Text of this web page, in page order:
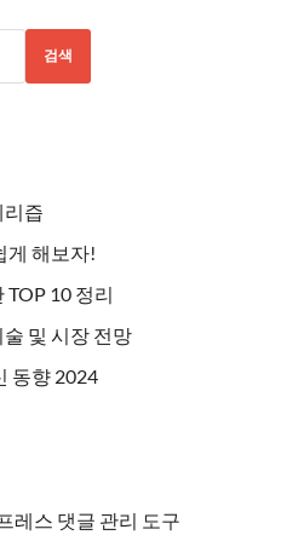
검색
리즙
게 해보자!
10 정리
및 시장 전망
동향 2024
레스 댓글 관리 도구